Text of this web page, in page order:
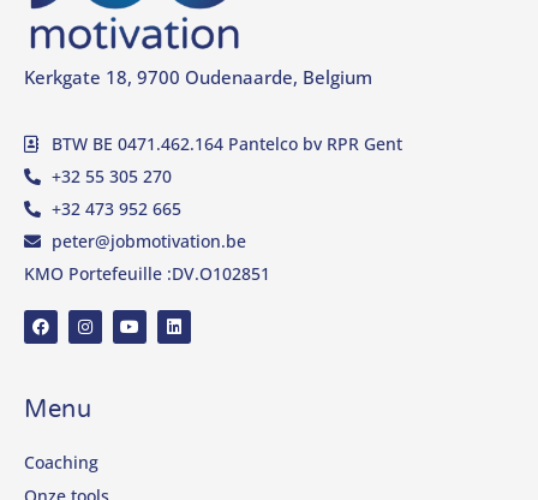
Kerkgate 18, 9700 Oudenaarde, Belgium
BTW BE 0471.462.164 Pantelco bv RPR Gent
+32 55 305 270
+32 473 952 665
peter@jobmotivation.be
KMO Portefeuille :DV.O102851
Menu
Coaching